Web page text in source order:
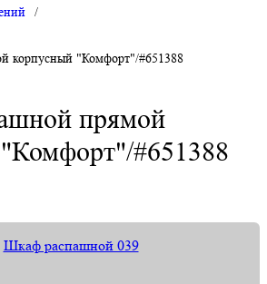
/
корпусный "Комфорт"/#651388
прямой
#651388